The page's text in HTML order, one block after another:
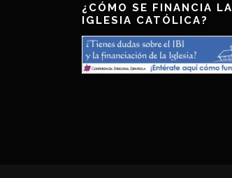
¿CÓMO SE FINANCIA LA
IGLESIA CATÓLICA?